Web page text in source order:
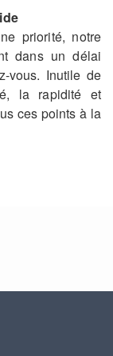
priorité, notre
dans un délai
vous. Inutile de
la rapidité et
ces points à la